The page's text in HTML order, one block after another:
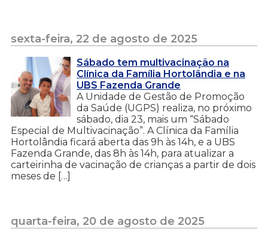
sexta-feira, 22 de agosto de 2025
Sábado tem multivacinação na
Clínica da Família Hortolândia e na
UBS Fazenda Grande
A Unidade de Gestão de Promoção
da Saúde (UGPS) realiza, no próximo
sábado, dia 23, mais um “Sábado
Especial de Multivacinação”. A Clínica da Família
Hortolândia ficará aberta das 9h às 14h, e a UBS
Fazenda Grande, das 8h às 14h, para atualizar a
carteirinha de vacinação de crianças a partir de dois
meses de […]
quarta-feira, 20 de agosto de 2025